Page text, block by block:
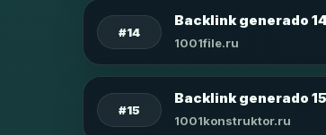
#14
Backlink generado 14
1001file.ru
#15
Backlink generado 15
1001konstruktor.ru